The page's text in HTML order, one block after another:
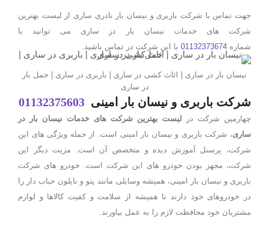
جهت تماس با شرکت باربری و نیسان بار نادری ساری از لیست بهترین
شرکت های خدمات نیسان بار در ساری می توانید با
شماره 01132373674 با این شرکت در تماس باشید.
نیسان بار در ساری | اثاث کشی در ساری | باربری در ساری | حمل بار
در ساری
شرکت باربری و نیسان بار امینی 01132375603
چهارمین شرکت در
لیست بهترین شرکت های خدمات نیسان بار در
ساری، شرکت باربری و نیسان بار امینی است. از جمله ویژگی های این
شرکت، پرسنل آموزش دیده و متخصص آن است. مزیت دیگر این
شرکت، مجهز بودن خودرو های این شرکت است. خودرو های شرکت
باربری و نیسان بار امینی، همیشه وسایلی مانند پتو و نایلون حباب دار را
در خودروهای خود دارند تا همیشه از سلامت و کفیت کالاها و لوازم
مشتریان خود محافظت لازم را به عمل بیاورند.